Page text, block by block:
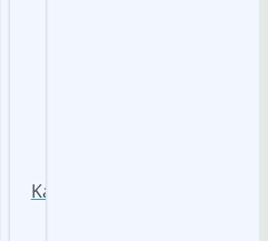
Kasimir